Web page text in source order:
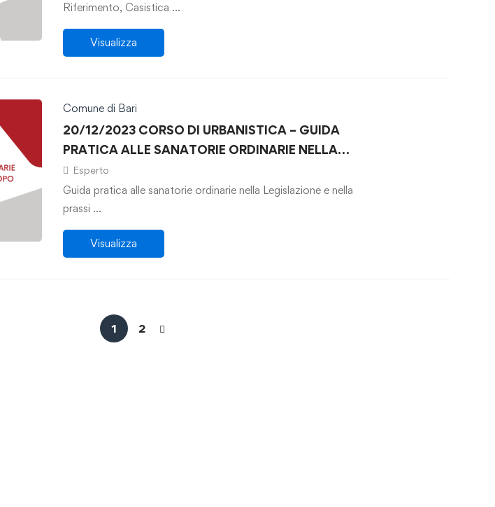
Riferimento, Casistica …
Visualizza
Comune di Bari
20/12/2023 CORSO DI URBANISTICA – GUIDA
PRATICA ALLE SANATORIE ORDINARIE NELLA
LEGISLAZIONE E NELLA PRASSI DOPO IL DL
“SEMPLIFICAZIONI” 2021
Esperto
Guida pratica alle sanatorie ordinarie nella Legislazione e nella
prassi …
Visualizza
1 2